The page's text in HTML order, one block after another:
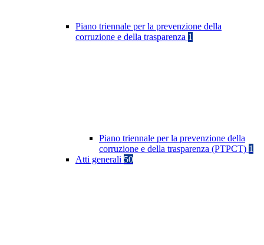
Piano triennale per la prevenzione della
corruzione e della trasparenza 1
Piano triennale per la prevenzione della
corruzione e della trasparenza (PTPCT) 1
Atti generali 50